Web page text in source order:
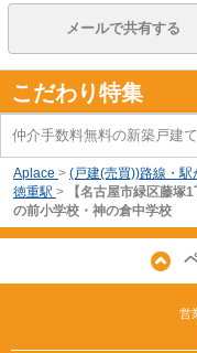
メールで共有する
こだわり特集
仲介手数料無料の新築戸建て
Aplace > (戸建(売買))路線・駅
徳重駅 >
【名古屋市緑区藤塚
の前小学校・神の倉中学校
営